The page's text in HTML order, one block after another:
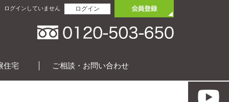
ログインしていません ログイン
住宅 ご相談・お問い合わせ